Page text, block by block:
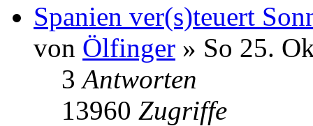
Spanien ver(s)teuert
von Ölfinger » So 25.
3Antworten
13960 Zugriffe